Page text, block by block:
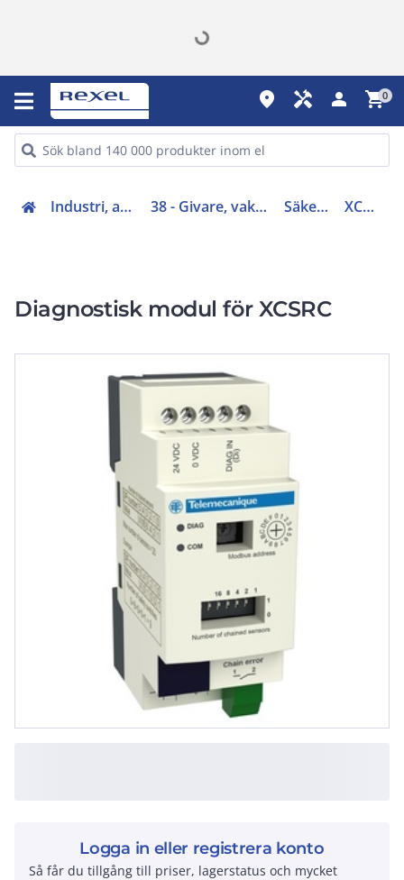
place handyman person shopping_cart0
Industri, automation (31-40, 45) 38 - Givare, vakter och övervakningsreläer Säkerhetsmateriel XCSRD210MDB
Diagnostisk modul för XCSRC
Logga in eller registrera konto
Så får du tillgång till priser, lagerstatus och mycket